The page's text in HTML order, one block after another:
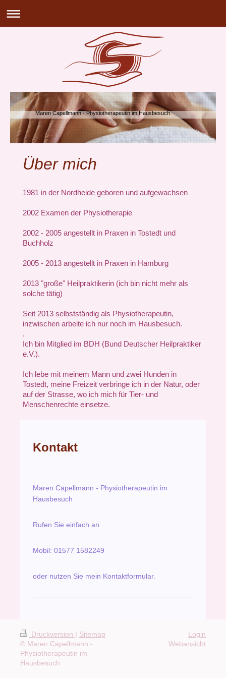
Maren Capellmann - Physiotherapeutin im Hausbesuch
Über mich
1981 in der Nordheide geboren und aufgewachsen
2002 Examen der Physiotherapie
2002 - 2005 angestellt in Praxen in Tostedt und
Buchholz
2005 - 2013 angestellt in Praxen in Hamburg
2013 "große" Heilpraktikerin (ich bin nicht mehr als
solche tätig)
Seit 2013 selbstständig als Physiotherapeutin,
inzwischen arbeite ich nur noch im Hausbesuch.
.
Ich bin Mitglied im BDH (Bund Deutscher Heilpraktiker
e.V.).
Ich lebe mit meinem Mann und zwei Hunden in
Tostedt, meine Freizeit verbringe ich in der Natur, oder
auf der Strasse, wo ich mich für Tier- und
Menschenrechte einsetze.
Kontakt
Maren Capellmann - Physiotherapeutin im
Hausbesuch
Rufen Sie einfach an
Mobil: 01577 1582249
oder nutzen Sie mein Kontaktformular.
Druckversion | Sitemap
© Maren Capellmann -
Physiotherapeutin im
Hausbesuch
Login
Webansicht